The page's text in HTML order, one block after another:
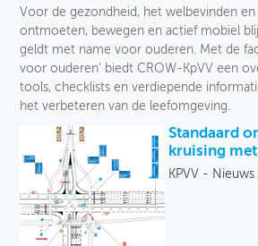
Voor de gezondheid, het welbevinden
ontmoeten, bewegen en actief mobiel
geldt met name voor ouderen. Met de
voor ouderen' biedt CROW-KpVV een
tools, checklists en verdiepende
het verbeteren van de leefomgeving.
Standaard
kruising
KPVV - Nieuws